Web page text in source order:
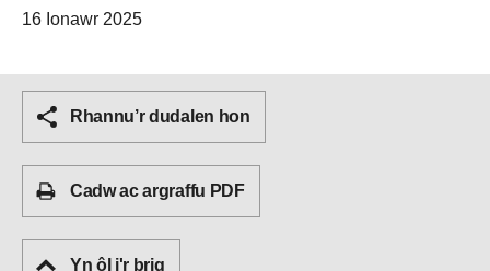
16 Ionawr 2025
Rhannu’r dudalen hon
Cadw ac argraffu PDF
Yn ôl i'r brig